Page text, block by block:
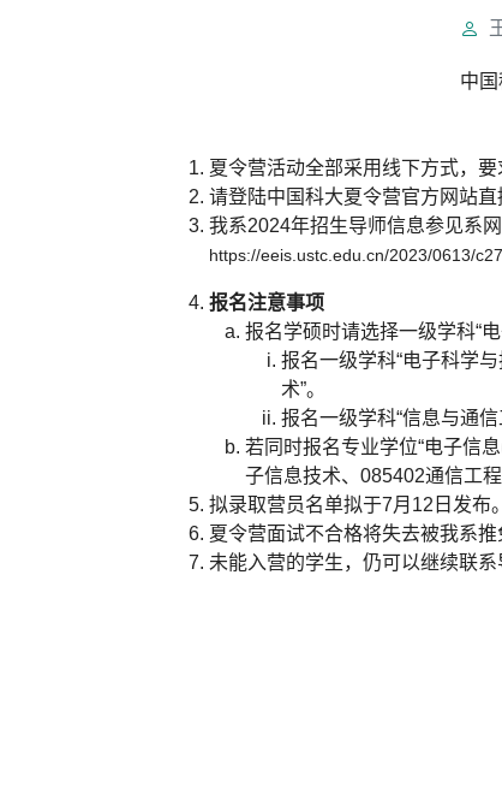
中
夏令营活动全部采用线下方式，
请登陆中国科大夏令营官方网站直
我系2024年招生导师信息参见系
https://eeis.ustc.edu.cn/2023/0613/
报名注意事项
报名学硕时请选择一级学科“
报名一级学科“电子科学
术”。
报名一级学科“信息与通
若同时报名专业学位“电子信
子信息技术、085402通信工
拟录取营员名单拟于7月12日发布。
夏令营面试不合格将失去被我系
未能入营的学生，仍可以继续联